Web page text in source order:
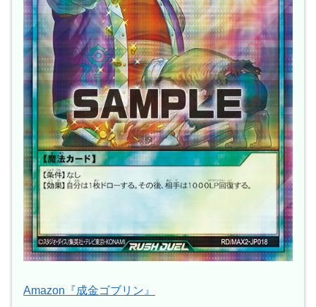
Amazon『成金ゴブリン』